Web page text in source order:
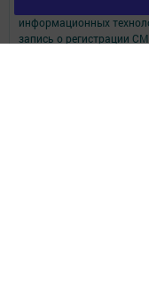
информационных
запись о регистрации